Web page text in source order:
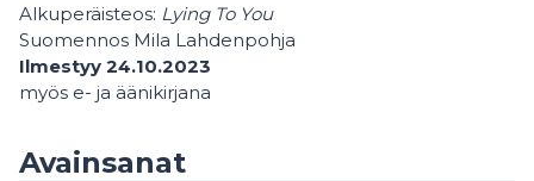
Alkuperäisteos: Lying To You
Suomennos Mila Lahdenpohja
Ilmestyy 24.10.2023
myös e- ja äänikirjana
Avainsanat